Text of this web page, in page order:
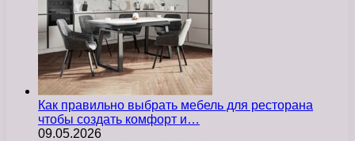
Как правильно выбрать мебель для ресторана
чтобы создать комфорт и…
09.05.2026